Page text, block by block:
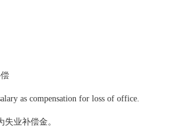
as compensation for loss of office.
失业补偿金。